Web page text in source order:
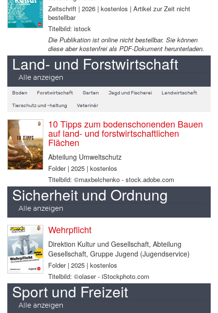
Zeitschrift | 2026 | kostenlos | Artikel zur Zeit nicht
bestellbar
Titelbild: istock
Die Publikation ist online nicht bestellbar. Sie können
diese aber kostenfrei als PDF-Dokument herunterladen.
Land- und Forstwirtschaft
Alle anzeigen
Boden Forstwirtschaft Garten Jagd und Fischerei Landwirtschaft
Tierschutz und -haltung Veterinär
10 Tipps zum bodenschonenden Bauen
auf land- und forstwirtschaftlichen
Flächen
Abteilung Umweltschutz
Folder | 2025 | kostenlos
Titelbild: ©maxbelchenko - stock.adobe.com
Sicherheit und Ordnung
Alle anzeigen
Wehrpflicht
Direktion Kultur und Gesellschaft, Abteilung
Gesellschaft, Gruppe Jugend (Jugendservice)
Folder | 2025 | kostenlos
Titelbild: ©olaser - iStockphoto.com
Sport und Freizeit
Alle anzeigen